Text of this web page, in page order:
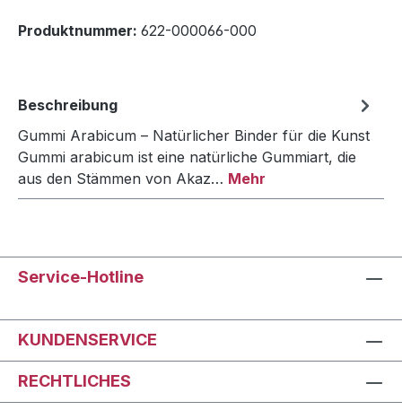
Produktnummer: 622-000066-000
Beschreibung
Gummi Arabicum – Natürlicher Binder für die Kunst
Gummi arabicum ist eine natürliche Gummiart, die
aus den Stämmen von Akaz… Mehr
Service-Hotline
KUNDENSERVICE
RECHTLICHES